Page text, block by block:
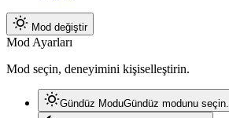
Mod değiştir
Mod Ayarları
Mod seçin, deneyimini kişiselleştirin.
Gündüz ModuGündüz modunu seçin.